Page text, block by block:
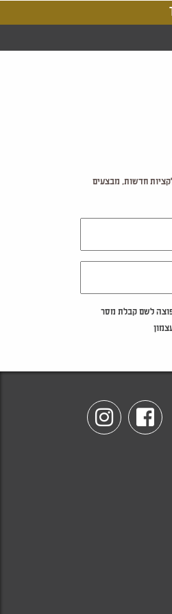
חדשות, מבצעים
לשם קבלת מסר
Facebook
Instagram